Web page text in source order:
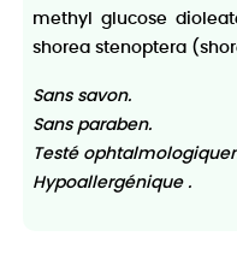
methyl glucose
shorea stenoptera
Sans savon.
Sans paraben.
Testé
Hypoallergénique .